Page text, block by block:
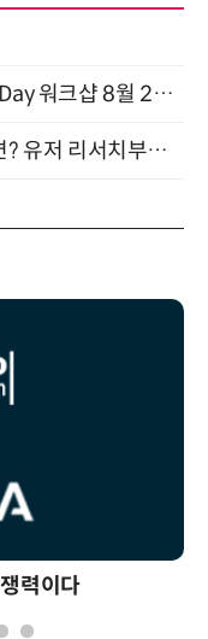
양자컴퓨팅 비즈니스·기술 입문 1-Day 워크샵 8월 28일 개최
그럴듯하지만 AI가 만든 티가 난다면? 유저 리서치부터 배포까지! (9/15)
력이다